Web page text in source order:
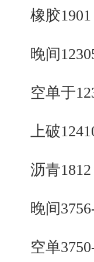
橡胶1901
晚间
空单于
上破
沥青1812
晚间3756-
空单3750-